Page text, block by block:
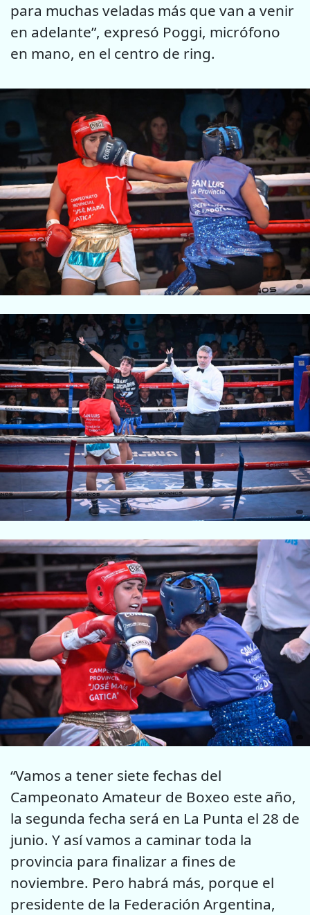
para muchas veladas más que van a venir
en adelante”, expresó Poggi, micrófono
en mano, en el centro de ring.
“Vamos a tener siete fechas del
Campeonato Amateur de Boxeo este año,
la segunda fecha será en La Punta el 28 de
junio. Y así vamos a caminar toda la
provincia para finalizar a fines de
noviembre. Pero habrá más, porque el
presidente de la Federación Argentina,